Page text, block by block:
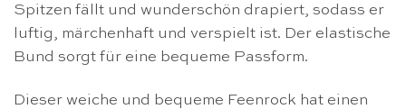
Spitzen fällt und wunderschön drapiert, sodass er
luftig, märchenhaft und verspielt ist. Der elastische
Bund sorgt für eine bequeme Passform.
Dieser weiche und bequeme Feenrock hat einen